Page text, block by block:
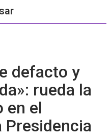
defacto y
rueda la
en el
Presidencia